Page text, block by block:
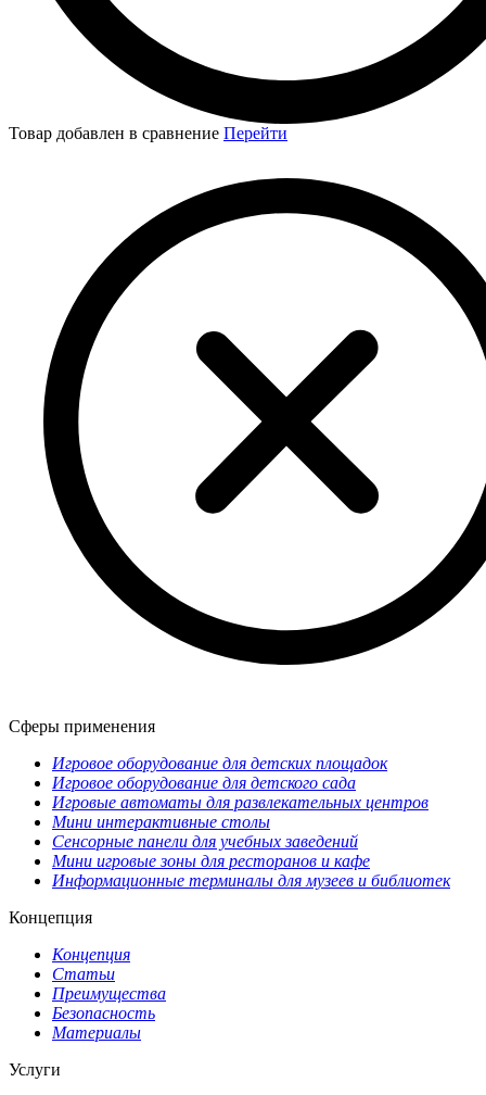
Товар добавлен в сравнение Перейти
Сферы применения
Игровое оборудование для детских площадок
Игровое оборудование для детского сада
Игровые автоматы для развлекательных центров
Мини интерактивные столы
Сенсорные панели для учебных заведений
Мини игровые зоны для ресторанов и кафе
Информационные терминалы для музеев и библиотек
Концепция
Концепция
Статьи
Преимущества
Безопасность
Материалы
Услуги